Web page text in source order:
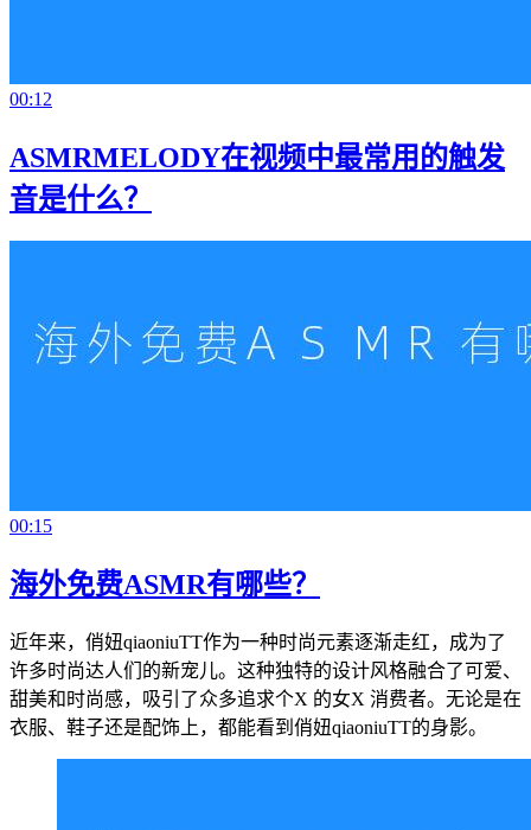
00:12
ASMRMELODY在视频中最常用的触发
音是什么？
00:15
海外免费ASMR有哪些？
近年来，俏妞qiaoniuTT作为一种时尚元素逐渐走红，成为了
许多时尚达人们的新宠儿。这种独特的设计风格融合了可爱、
甜美和时尚感，吸引了众多追求个X 的女X 消费者。无论是在
衣服、鞋子还是配饰上，都能看到俏妞qiaoniuTT的身影。